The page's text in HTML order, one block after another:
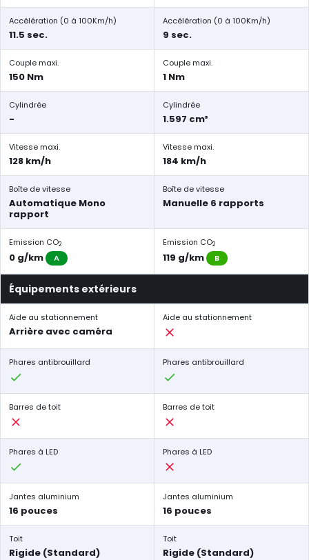
Accélération (0 à 100Km/h)
11.5 sec.
Accélération (0 à 100Km/h)
9 sec.
Couple maxi.
150 Nm
Couple maxi.
1 Nm
Cylindrée
-
Cylindrée
1.597 cm³
Vitesse maxi.
128 km/h
Vitesse maxi.
184 km/h
Boîte de vitesse
Automatique Mono
rapport
Boîte de vitesse
Manuelle 6 rapports
Emission CO2
0 g/km A
Emission CO2
119 g/km B
Équipements extérieurs
Aide au stationnement
Arrière avec caméra
Aide au stationnement
Phares antibrouillard Phares antibrouillard
Barres de toit Barres de toit
Phares à LED Phares à LED
Jantes aluminium
16 pouces
Jantes aluminium
16 pouces
Toit
Rigide (Standard)
Toit
Rigide (Standard)